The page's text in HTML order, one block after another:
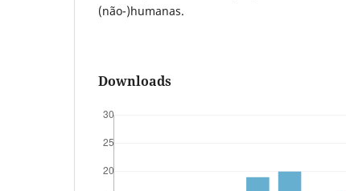
(não-)humanas.
Downloads